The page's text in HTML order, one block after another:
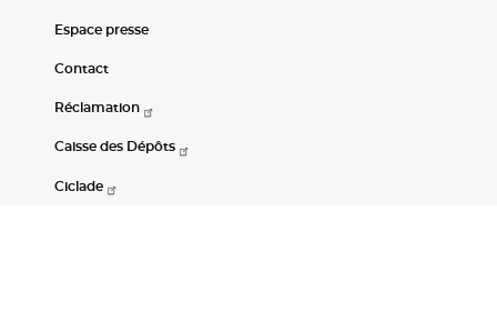
Espace presse
Contact
Réclamation
Caisse des Dépôts
Ciclade